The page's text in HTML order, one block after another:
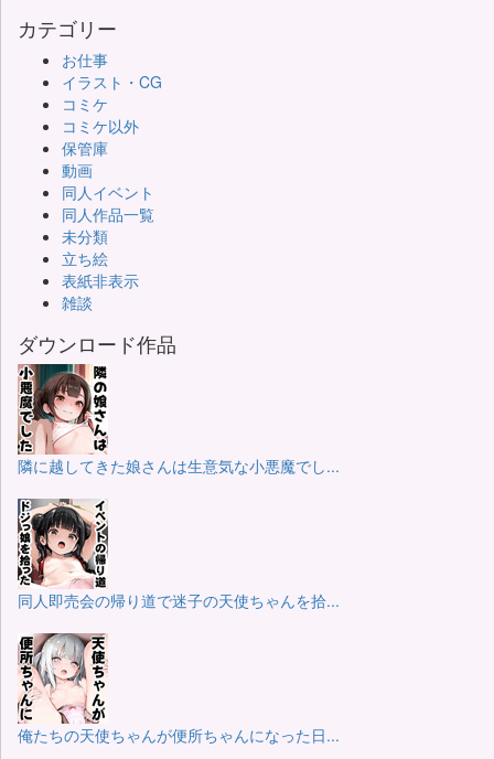
カテゴリー
お仕事
イラスト・CG
コミケ
コミケ以外
保管庫
動画
同人イベント
同人作品一覧
未分類
立ち絵
表紙非表示
雑談
ダウンロード作品
隣に越してきた娘さんは生意気な小悪魔でし...
同人即売会の帰り道で迷子の天使ちゃんを拾...
俺たちの天使ちゃんが便所ちゃんになった日...